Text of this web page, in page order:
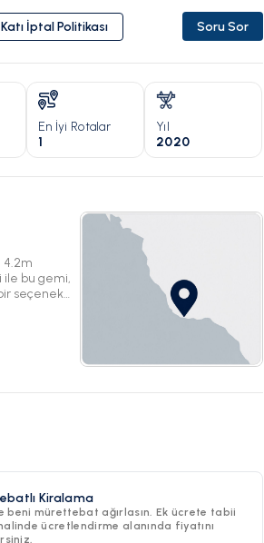
Katı İptal Politikası Soru Sor
En İyi Rotalar
1
Yıl
2020
4.2m
ile bu gemi,
seçenek
Kiralama
beni mürettebat ağırlasın. Ek ücrete tabii
ücretlendirme alanında fiyatını